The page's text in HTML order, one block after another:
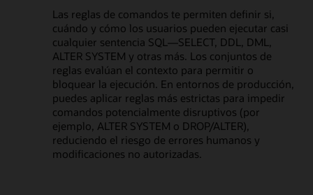
Las reglas de comandos te permiten definir si,
cuándo y cómo los usuarios pueden ejecutar casi
cualquier sentencia SQL—SELECT, DDL, DML,
ALTER SYSTEM y otras más. Los conjuntos de
reglas evalúan el contexto para permitir o
bloquear la ejecución. En entornos de producción,
puedes aplicar reglas más estrictas para impedir
comandos potencialmente disruptivos (por
ejemplo, ALTER SYSTEM o DROP/ALTER),
reduciendo el riesgo de errores humanos y
modificaciones no autorizadas.